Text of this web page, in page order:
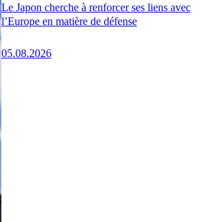
Le Japon cherche à renforcer ses liens avec
l’Europe en matière de défense
05.08.2026